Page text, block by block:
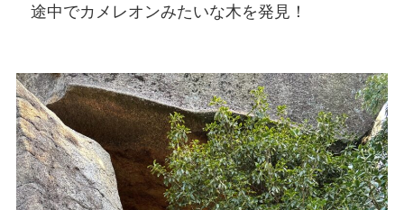
途中でカメレオンみたいな木を発見！